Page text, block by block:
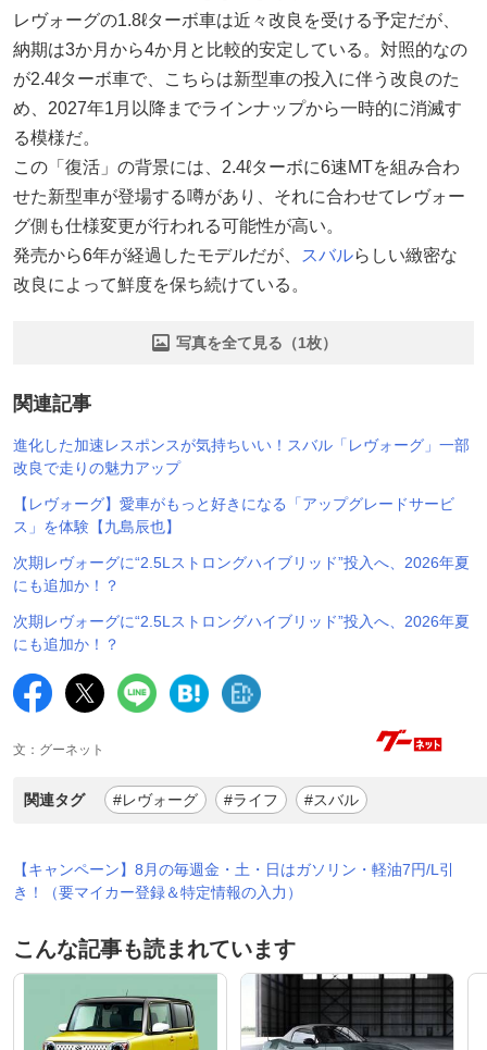
レヴォーグの1.8ℓターボ車は近々改良を受ける予定だが、
納期は3か月から4か月と比較的安定している。対照的なの
が2.4ℓターボ車で、こちらは新型車の投入に伴う改良のた
め、2027年1月以降までラインナップから一時的に消滅す
る模様だ。
この「復活」の背景には、2.4ℓターボに6速MTを組み合わ
せた新型車が登場する噂があり、それに合わせてレヴォー
グ側も仕様変更が行われる可能性が高い。
発売から6年が経過したモデルだが、
スバルらしい緻密な
改良によって鮮度を保ち続けている。
写真を全て見る（1枚）
関連記事
進化した加速レスポンスが気持ちいい！スバル「レヴォーグ」一部
改良で走りの魅力アップ
【レヴォーグ】愛車がもっと好きになる「アップグレードサービ
ス」を体験【九島辰也】
次期レヴォーグに“2.5Lストロングハイブリッド”投入へ、2026年夏
にも追加か！？
次期レヴォーグに“2.5Lストロングハイブリッド”投入へ、2026年夏
にも追加か！？
文：グーネット
関連タグ #レヴォーグ #ライフ #スバル
【キャンペーン】8月の毎週金・土・日はガソリン・軽油7円/L引
き！（要マイカー登録＆特定情報の入力）
こんな記事も読まれています